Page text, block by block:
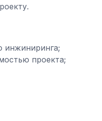
инжиниринга;
проекта;